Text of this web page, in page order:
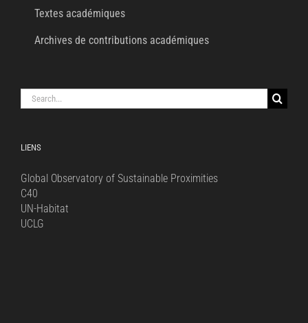
Textes académiques
Archives de contributions académiques
Search
for:
LIENS
Global Observatory of Sustainable Proximities
C40
UN-Habitat
UCLG